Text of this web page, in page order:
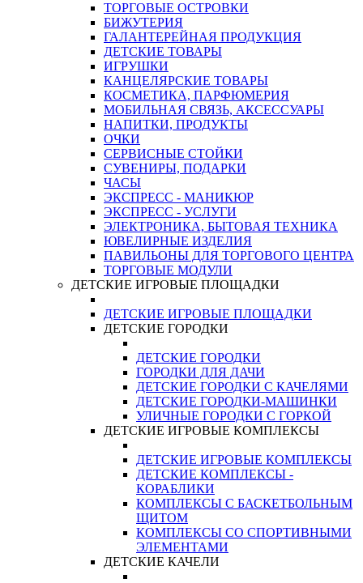
ТОРГОВЫЕ ОСТРОВКИ
БИЖУТЕРИЯ
ГАЛАНТЕРЕЙНАЯ ПРОДУКЦИЯ
ДЕТСКИЕ ТОВАРЫ
ИГРУШКИ
КАНЦЕЛЯРСКИЕ ТОВАРЫ
КОСМЕТИКА, ПАРФЮМЕРИЯ
МОБИЛЬНАЯ СВЯЗЬ, АКСЕССУАРЫ
НАПИТКИ, ПРОДУКТЫ
ОЧКИ
СЕРВИСНЫЕ СТОЙКИ
СУВЕНИРЫ, ПОДАРКИ
ЧАСЫ
ЭКСПРЕСС - МАНИКЮР
ЭКСПРЕСС - УСЛУГИ
ЭЛЕКТРОНИКА, БЫТОВАЯ ТЕХНИКА
ЮВЕЛИРНЫЕ ИЗДЕЛИЯ
ПАВИЛЬОНЫ ДЛЯ ТОРГОВОГО ЦЕНТРА
ТОРГОВЫЕ МОДУЛИ
ДЕТСКИЕ ИГРОВЫЕ ПЛОЩАДКИ
ДЕТСКИЕ ИГРОВЫЕ ПЛОЩАДКИ
ДЕТСКИЕ ГОРОДКИ
ДЕТСКИЕ ГОРОДКИ
ГОРОДКИ ДЛЯ ДАЧИ
ДЕТСКИЕ ГОРОДКИ С КАЧЕЛЯМИ
ДЕТСКИЕ ГОРОДКИ-МАШИНКИ
УЛИЧНЫЕ ГОРОДКИ С ГОРКОЙ
ДЕТСКИЕ ИГРОВЫЕ КОМПЛЕКСЫ
ДЕТСКИЕ ИГРОВЫЕ КОМПЛЕКСЫ
ДЕТСКИЕ КОМПЛЕКСЫ -
КОРАБЛИКИ
КОМПЛЕКСЫ С БАСКЕТБОЛЬНЫМ
ЩИТОМ
КОМПЛЕКСЫ СО СПОРТИВНЫМИ
ЭЛЕМЕНТАМИ
ДЕТСКИЕ КАЧЕЛИ